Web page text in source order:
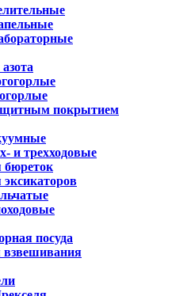
покрытием
и трехходовые
посуда
взвешивания